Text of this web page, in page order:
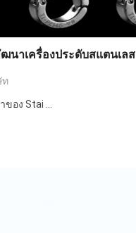
นาเครื่องประดับสแตนเลส
ท
อง Stai ...